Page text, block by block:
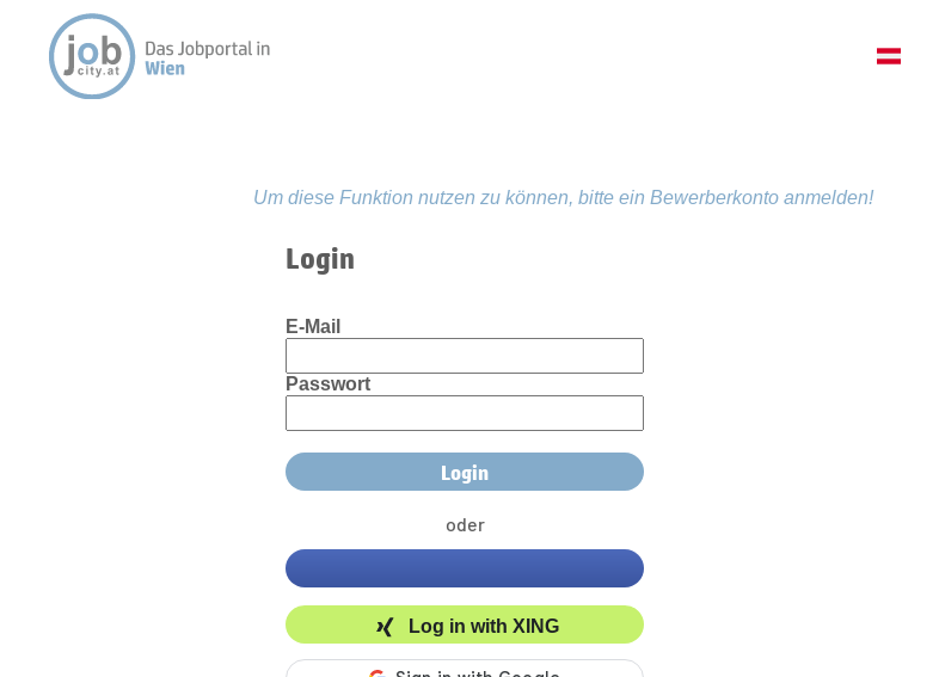
Um diese Funktion nutzen zu können, bitte ein Bewerberkonto anmelden!
Login
E-Mail
Passwort
oder
Log in with XING